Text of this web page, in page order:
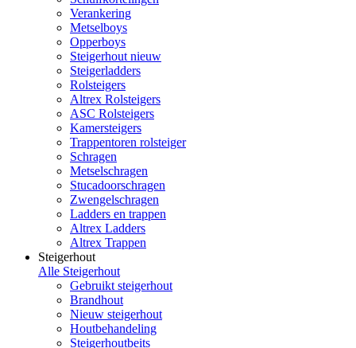
Verankering
Metselboys
Opperboys
Steigerhout nieuw
Steigerladders
Rolsteigers
Altrex Rolsteigers
ASC Rolsteigers
Kamersteigers
Trappentoren rolsteiger
Schragen
Metselschragen
Stucadoorschragen
Zwengelschragen
Ladders en trappen
Altrex Ladders
Altrex Trappen
Steigerhout
Alle Steigerhout
Gebruikt steigerhout
Brandhout
Nieuw steigerhout
Houtbehandeling
Steigerhoutbeits